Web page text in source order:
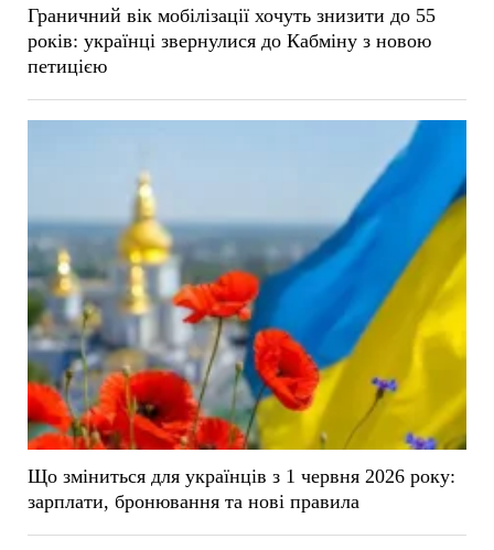
Граничний вік мобілізації хочуть знизити до 55
років: українці звернулися до Кабміну з новою
петицією
Що зміниться для українців з 1 червня 2026 року:
зарплати, бронювання та нові правила